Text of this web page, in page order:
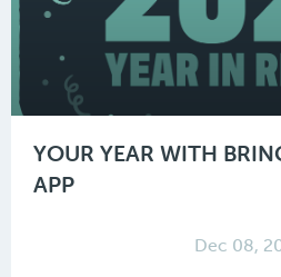
YOUR YEAR WITH
APP
Dec 08,